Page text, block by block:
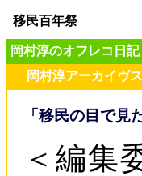
移民百年祭
岡村淳のオフレコ日記
岡村淳アーカイヴス
「移民の目で見
＜編集